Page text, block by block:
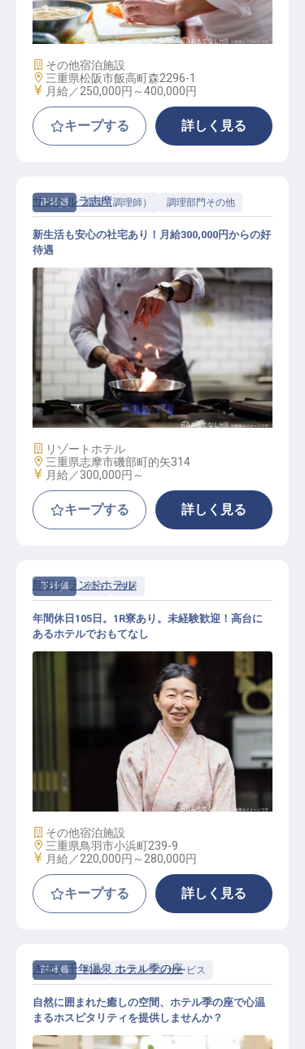
料理長
施設業態
その他宿泊施設
勤務地
三重県松阪市飯高町森2296-1
給与
月給／250,000円～400,000円
キープする 詳しく見る
正社員 調理（調理師） 調理部門その他
調理スタッフ
サンペルラ志摩
新生活も安心の社宅あり！月給300,000円からの好
待遇
施設業態
リゾートホテル
勤務地
三重県志摩市磯部町的矢314
給与
月給／300,000円～
キープする 詳しく見る
正社員 宿泊 仲居
仲居 / 正社員
鳥羽グランドホテル
年間休日105日。1R寮あり。未経験歓迎！高台に
あるホテルでおもてなし
施設業態
その他宿泊施設
勤務地
三重県鳥羽市小浜町239-9
給与
月給／220,000円～ 280,000円
キープする 詳しく見る
正社員 料飲 レストランサービス
きほく千年温泉 ホテル季の座
自然に囲まれた癒しの空間、ホテル季の座で心温
まるホスピタリティを提供しませんか？